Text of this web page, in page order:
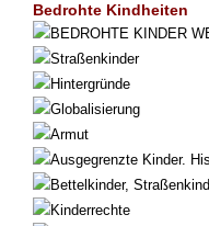
Bedrohte Kindheiten
BEDROHTE KINDER
Straßenkinder
Hintergründe
Globalisierung
Armut
Ausgegrenzte Kinder.
Bettelkinder,
Kinderrechte